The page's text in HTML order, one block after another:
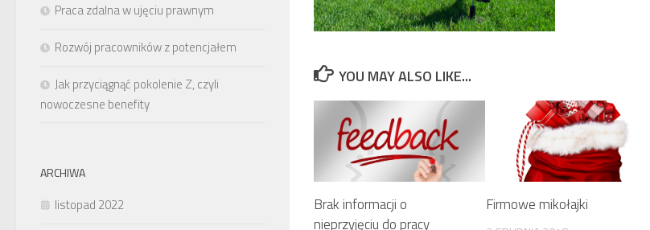
YOU MAY ALSO LIKE...
Brak informacji o
nieprzyjęciu do pracy
Firmowe mikołajki
Praca zdalna w ujęciu prawnym
Rozwój pracowników z potencjałem
Jak przyciągnąć pokolenie Z, czyli
nowoczesne benefity
ARCHIWA
listopad 2022